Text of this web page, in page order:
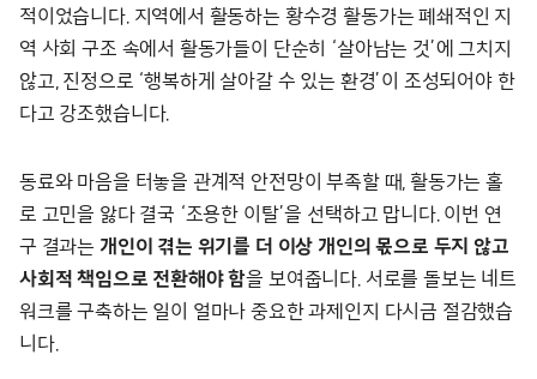
적이었습니다. 지역에서 활동하는 황수경 활동가는 폐쇄적인 지
역 사회 구조 속에서 활동가들이 단순히 ‘살아남는 것’에 그치지
않고, 진정으로 ‘행복하게 살아갈 수 있는 환경’이 조성되어야 한
다고 강조했습니다.
동료와 마음을 터놓을 관계적 안전망이 부족할 때, 활동가는 홀
로 고민을 앓다 결국 ‘조용한 이탈’을 선택하고 맙니다. 이번 연
구 결과는 개인이 겪는 위기를 더 이상 개인의 몫으로 두지 않고
사회적 책임으로 전환해야 함을 보여줍니다. 서로를 돌보는 네트
워크를 구축하는 일이 얼마나 중요한 과제인지 다시금 절감했습
니다.